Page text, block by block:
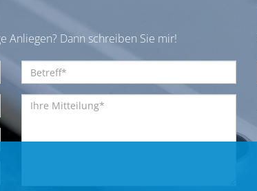
Anliegen? Dann schreiben Sie mir!